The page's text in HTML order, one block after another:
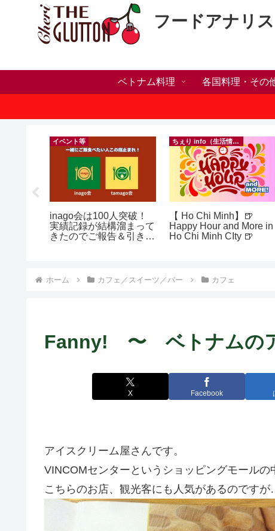
フードアナリ
ベトナム料理 各国料理・その
イベント等
inago会は100人突破！
実績記録が結構溜まって
きたのでご報告＆引き続
ちぇり info（生活情報）
【 Ho Chi Minh】🍺
Happy Hour and More in
Ho Chi Minh CIty 🍺
ホーム カフェ／スイーツ／バー カフェ
Fanny! 〜 ベトナムの
X Facebook
アイスクリーム屋さんです。
VINCOMセンターというショッピングモールの
こちらのお店、観光客にも人気があるのです